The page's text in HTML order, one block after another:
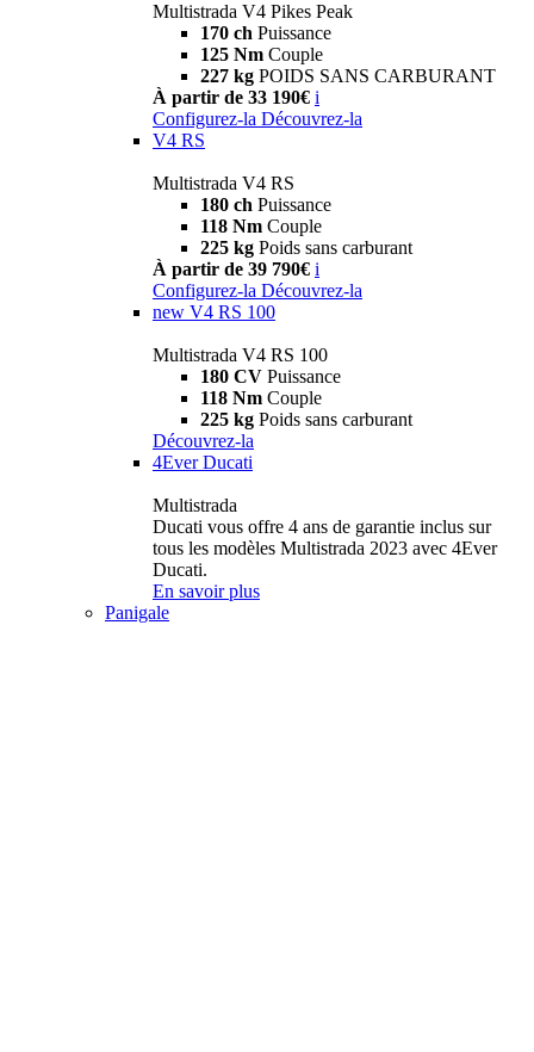
Multistrada V4 Pikes Peak
170 ch Puissance
125 Nm Couple
227 kg POIDS SANS CARBURANT
À partir de 33 190€ i
Configurez-la Découvrez-la
V4 RS
Multistrada V4 RS
180 ch Puissance
118 Nm Couple
225 kg Poids sans carburant
À partir de 39 790€ i
Configurez-la Découvrez-la
new V4 RS 100
Multistrada V4 RS 100
180 CV Puissance
118 Nm Couple
225 kg Poids sans carburant
Découvrez-la
4Ever Ducati
Multistrada
Ducati vous offre 4 ans de garantie inclus sur
tous les modèles Multistrada 2023 avec 4Ever
Ducati.
En savoir plus
Panigale